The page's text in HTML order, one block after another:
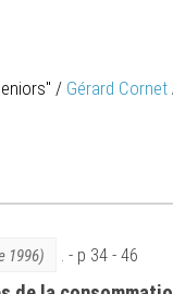
/ Gérard Cornet
1996)
. - p 34 - 46